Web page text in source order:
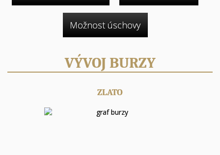
Možnost úschovy
VÝVOJ BURZY
ZLATO